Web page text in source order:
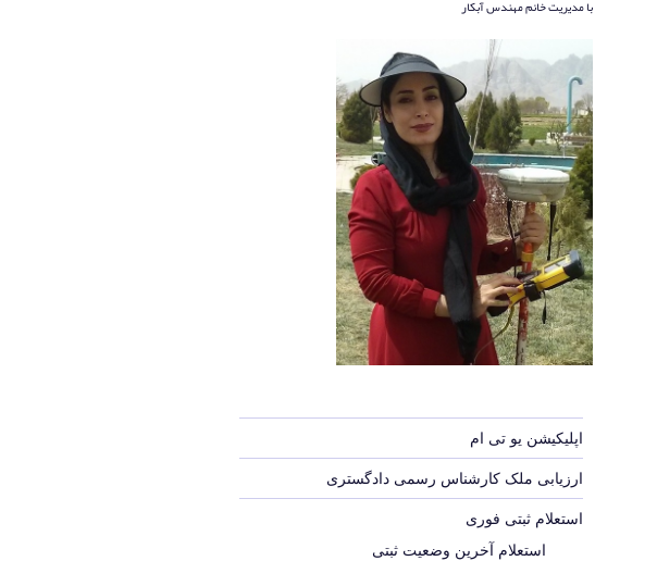
با مدیریت خانم مهندس آبکار
اپلیکیشن یو تی ام
ارزیابی ملک کارشناس رسمی دادگستری
استعلام ثبتی فوری
استعلام آخرین وضعیت ثبتی